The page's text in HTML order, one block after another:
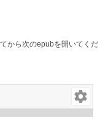
から次のepubを開いてくだ